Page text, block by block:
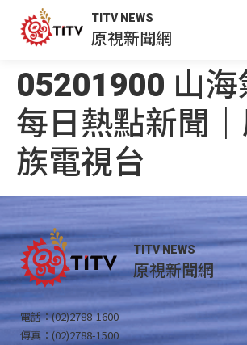
TITV NEWS
原視新聞網
05201900 山海
每日熱點新聞
族電視台
TITV NEWS
原視新聞網
電話：(02)2788-1600
傳真：(02)2788-1500